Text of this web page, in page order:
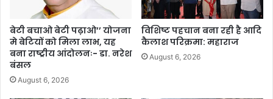
बेटी बचाओ बेटी पढ़ाओ’’ योजना
मे बेटियों को मिला लाभ, यह
बना राष्ट्रीय आंदोलनः- डा. नरेश
बंसल
August 6, 2026
विशिष्ट पहचान बना रही है आदि
कैलाश परिक्रमा: महाराज
August 6, 2026